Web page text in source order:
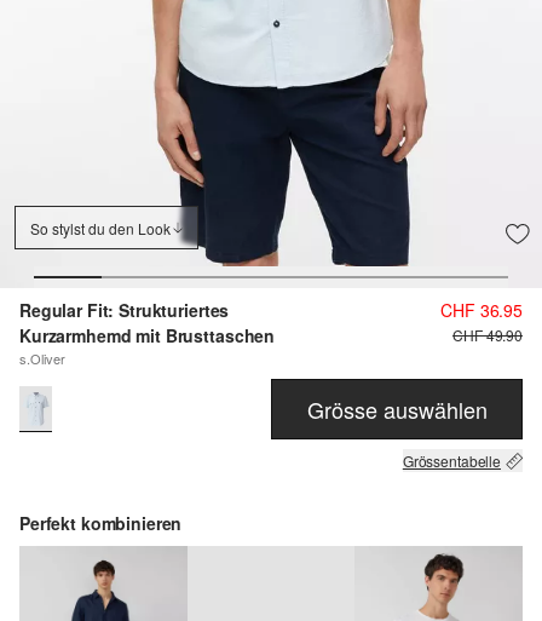
So stylst du den Look
Regular Fit: Strukturiertes
Kurzarmhemd mit Brusttaschen
s.Oliver
CHF 36.95
CHF 49.90
Grösse auswählen
Grössentabelle
Perfekt kombinieren